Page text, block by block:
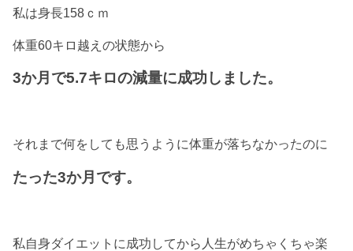
私は身長158ｃｍ
体重60キロ越えの状態から
3か月で5.7キロの減量に成功しました。
それまで何をしても思うように体重が落ちなかったのに
たった3か月です。
私自身ダイエットに成功してから人生がめちゃくちゃ楽